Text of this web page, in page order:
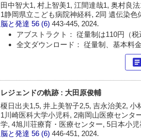
田中智大1, 村上智美1, 江間達哉1, 奥村良
1静岡県立こども病院神経科, 2同 遺伝染
脳と発達 56 (6)443-445, 2024.
アブストラクト： 従量制は110円（
全文ダウンロード： 従量制、基本料
article
レジェンドの軌跡 : 大田原俊輔
榎日出夫1,5, 井上美智子2,5, 吉永治美2, 小
1川崎医科大学小児科, 2南岡山医療センタ
学, 4旭川荘療育・医療センター, 5日本小
脳と発達 56 (6)446-451, 2024.